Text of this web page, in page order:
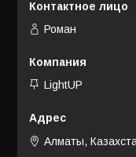
Роман
LightUP
Алматы,